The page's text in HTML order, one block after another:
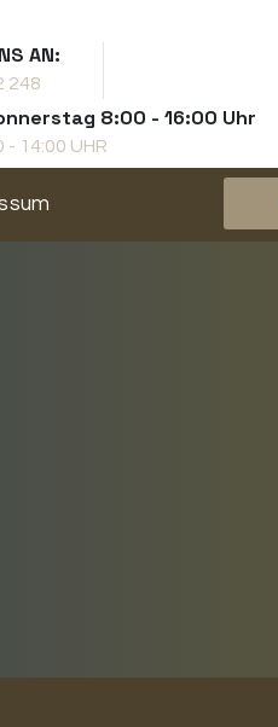
AN:
248
8:00 - 16:00 Uhr
- 14:00 UHR